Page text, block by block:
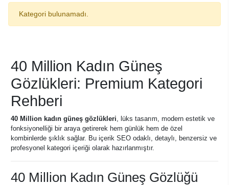
Kategori bulunamadı.
40 Million Kadın Güneş
Gözlükleri: Premium Kategori
Rehberi
40 Million kadın güneş gözlükleri, lüks tasarım, modern estetik ve
fonksiyonelliği bir araya getirerek hem günlük hem de özel
kombinlerde şıklık sağlar. Bu içerik SEO odaklı, detaylı, benzersiz ve
profesyonel kategori içeriği olarak hazırlanmıştır.
40 Million Kadın Güneş Gözlüğü